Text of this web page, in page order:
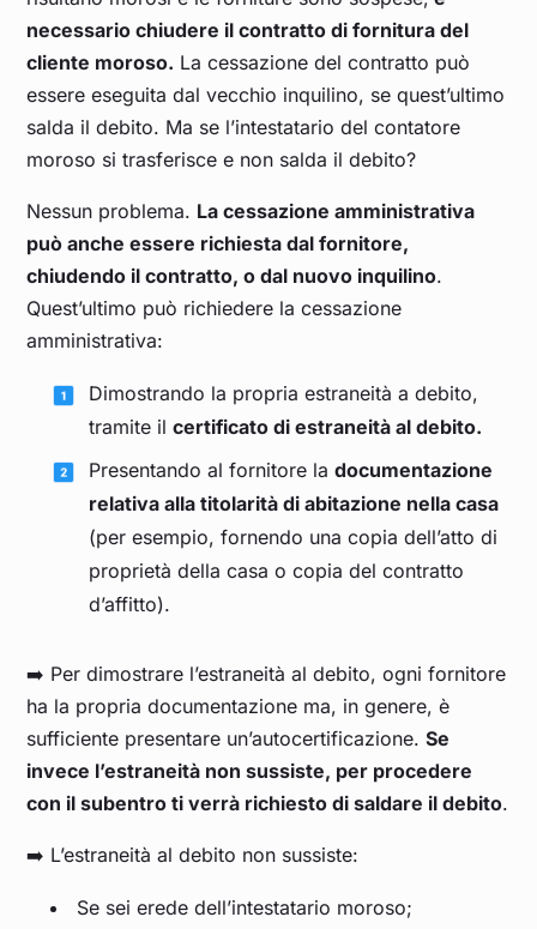
necessario chiudere il contratto di fornitura del
cliente moroso. La cessazione del contratto può
essere eseguita dal vecchio inquilino, se quest’ultimo
salda il debito. Ma se l’intestatario del contatore
moroso si trasferisce e non salda il debito?
Nessun problema. La cessazione amministrativa
può anche essere richiesta dal fornitore,
chiudendo il contratto, o dal nuovo inquilino.
Quest’ultimo può richiedere la cessazione
amministrativa:
Dimostrando la propria estraneità a debito,
tramite ilcertificato di estraneità al debito.
Presentando al fornitore la documentazione
relativa alla titolarità di abitazione nella casa
(per esempio, fornendo una copia dell’atto di
proprietà della casa o copia del contratto
d’affitto).
➡️ Per dimostrare l’estraneità al debito, ogni fornitore
ha la propria documentazione ma, in genere, è
sufficiente presentare un’autocertificazione.Se
invece l’estraneità non sussiste, per procedere
con il subentro ti verrà richiesto di saldare il debito.
➡️ L’estraneità al debito non sussiste:
Se sei erede dell’intestatario moroso;